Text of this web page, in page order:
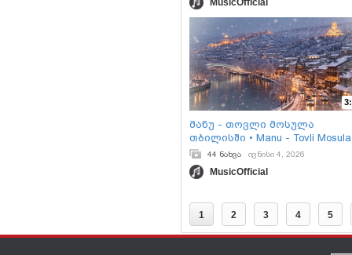
MusicOfficial
მანუ - თოვლი მოსულა
თბილისში • Manu - Tovli Mosula
Tbilisshi (Official Video Music)
44 ნახვა ივნისი 4, 2026
MusicOfficial
1 2 3 4 5